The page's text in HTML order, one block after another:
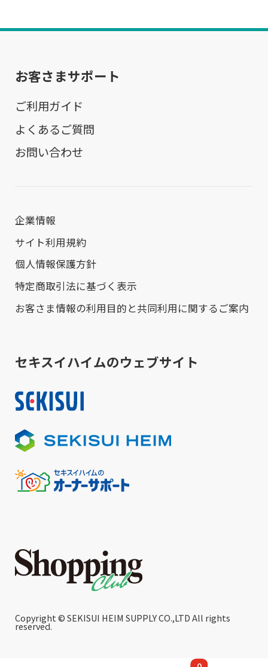
お客さまサポート
ご利用ガイド
よくあるご質問
お問い合わせ
企業情報
サイト利用規約
個人情報保護方針
特定商取引法に基づく表示
お客さま情報の利用目的と共同利用に関するご案内
セキスイハイムのウェブサイト
Copyright © SEKISUI HEIM SUPPLY CO.,LTD All rights
reserved.